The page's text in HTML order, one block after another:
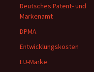
Deutsches Patent- und
Markenamt
DPMA
Entwicklungskosten
EU-Marke